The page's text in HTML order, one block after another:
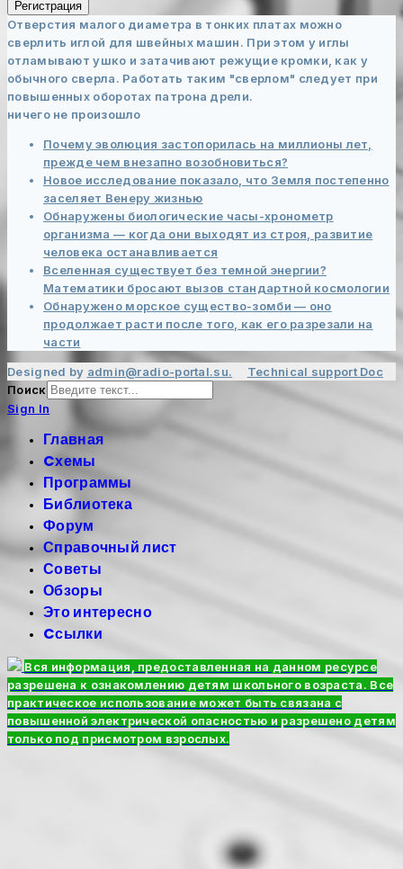
Регистрация
Отверстия малого диаметра в тонких платах можно
сверлить иглой для швейных машин. При этом у иглы
отламывают ушко и затачивают режущие кромки, как у
обычного сверла. Работать таким "сверлом" следует при
повышенных оборотах патрона дрели.
ничего не произошло
Почему эволюция застопорилась на миллионы лет,
прежде чем внезапно возобновиться?
Новое исследование показало, что Земля постепенно
заселяет Венеру жизнью
Обнаружены биологические часы-хронометр
организма — когда они выходят из строя, развитие
человека останавливается
Вселенная существует без темной энергии?
Математики бросают вызов стандартной космологии
Обнаружено морское существо-зомби — оно
продолжает расти после того, как его разрезали на
части
Designed by admin@radio-portal.su. Technical support Doc
Поиск
Sign In
Главная
Cхемы
Программы
Библиотека
Форум
Справочный лист
Советы
Обзоры
Это интересно
Cсылки
Вся информация, предоставленная на данном ресурсе
разрешена к ознакомлению детям школьного возраста. Все
практическое использование может быть связана с
повышенной электрической опасностью и разрешено детям
только под присмотром взрослых.